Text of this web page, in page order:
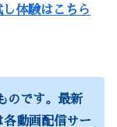
体験はこちら
のです。最新
動画配信サー